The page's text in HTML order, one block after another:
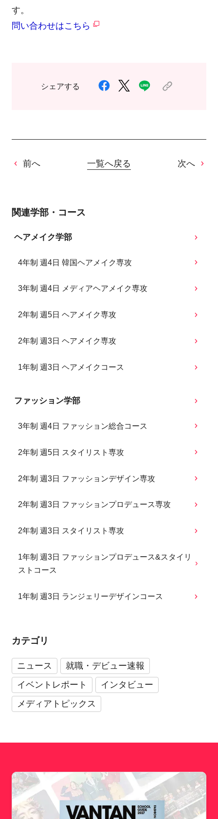
す。
問い合わせはこちら
シェアする
前へ 一覧へ戻る 次へ
関連学部・コース
ヘアメイク学部
4年制 週4日 韓国ヘアメイク専攻
3年制 週4日 メディアヘアメイク専攻
2年制 週5日 ヘアメイク専攻
2年制 週3日 ヘアメイク専攻
1年制 週3日 ヘアメイクコース
ファッション学部
3年制 週4日 ファッション総合コース
2年制 週5日 スタイリスト専攻
2年制 週3日 ファッションデザイン専攻
2年制 週3日 ファッションプロデュース専攻
2年制 週3日 スタイリスト専攻
1年制 週3日 ファッションプロデュース&スタイリ
ストコース
1年制 週3日 ランジェリーデザインコース
カテゴリ
ニュース
就職・デビュー速報
イベントレポート
インタビュー
メディアトピックス